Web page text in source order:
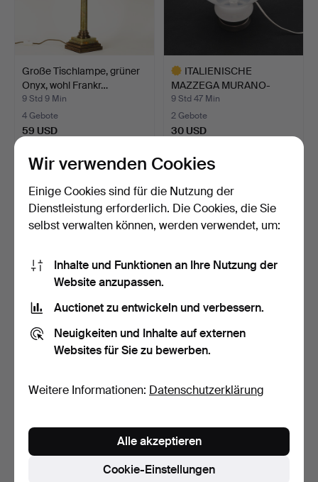
Große Tischlampe, grüner
Onyx, wohl Frankr…
9 Std 9 Min
4 Gebote
59 USD
ITALIENISCHE
MAZZEGA MURANO-
GLASTISCHLEUCH…
9 Std 47 Min
2 Gebote
30 USD
Objekt
Klassische Tischlampe,
10 Std
2 Gebote
VERNER PANTON.
V…
10 Std
15 Gebote
Wir verwenden Cookies
Einige Cookies sind für die Nutzung der
Dienstleistung erforderlich. Die Cookies, die Sie
selbst verwalten können, werden verwendet, um:
Inhalte und Funktionen an Ihre Nutzung der
Website anzupassen.
Auctionet zu entwickeln und verbessern.
Neuigkeiten und Inhalte auf externen
Websites für Sie zu bewerben.
Weitere Informationen: Datenschutzerklärung
Cookie-Einstellungen
Alle akzeptieren